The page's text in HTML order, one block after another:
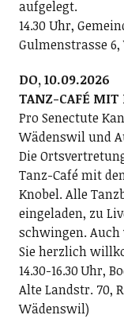
aufgelegt.
14.30 Uhr,
Gulmenstrasse
DO, 10.09.2026
TANZ-CAFÉ
Pro Senectute
Wädenswil und
Die
Tanz-Café mit
Knobel. Alle
eingeladen, zu
schwingen.
Sie herzlich
14.30-16.30 Uhr,
Alte Landstr. 70,
Wädenswil)